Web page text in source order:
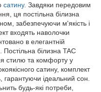
сатину. Завдяки передовим
ця постільна білизна
забезпечуючи м'якість і
входять наволочки
в елегантній
Постільна білизна TAC
стилю та комфорту у
сатину, комплект
гарантуючи ідеальний сон.
будь-які потреби,